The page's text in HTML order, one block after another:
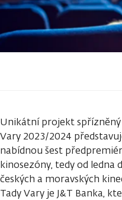
Unikátní projekt
Vary 2023/2024
nabídnou šest
kinosezóny, tedy od ledna
českých a moravských
Tady Vary je J&T Banka,